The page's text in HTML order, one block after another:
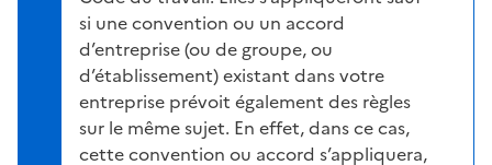
si une convention ou un accord
d’entreprise (ou de groupe, ou
d’établissement) existant dans votre
entreprise prévoit également des règles
sur le même sujet. En effet, dans ce cas,
cette convention ou accord s’appliquera,